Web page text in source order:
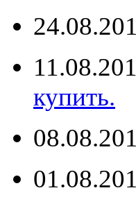
купить.